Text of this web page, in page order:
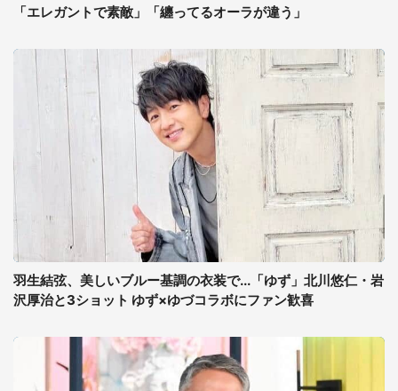
「エレガントで素敵」「纏ってるオーラが違う」
羽生結弦、美しいブルー基調の衣装で...「ゆず」北川悠仁・岩
沢厚治と3ショット ゆず×ゆづコラボにファン歓喜